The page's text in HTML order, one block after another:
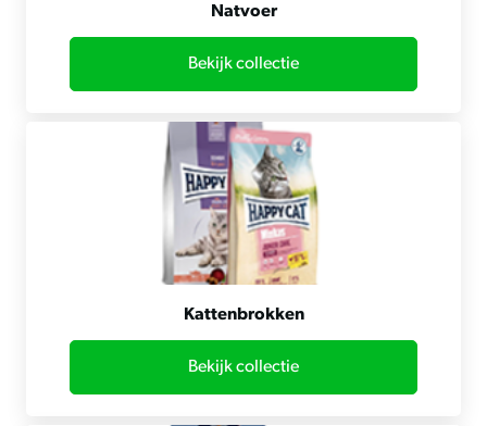
Natvoer
Bekijk collectie
Kattenbrokken
Bekijk collectie